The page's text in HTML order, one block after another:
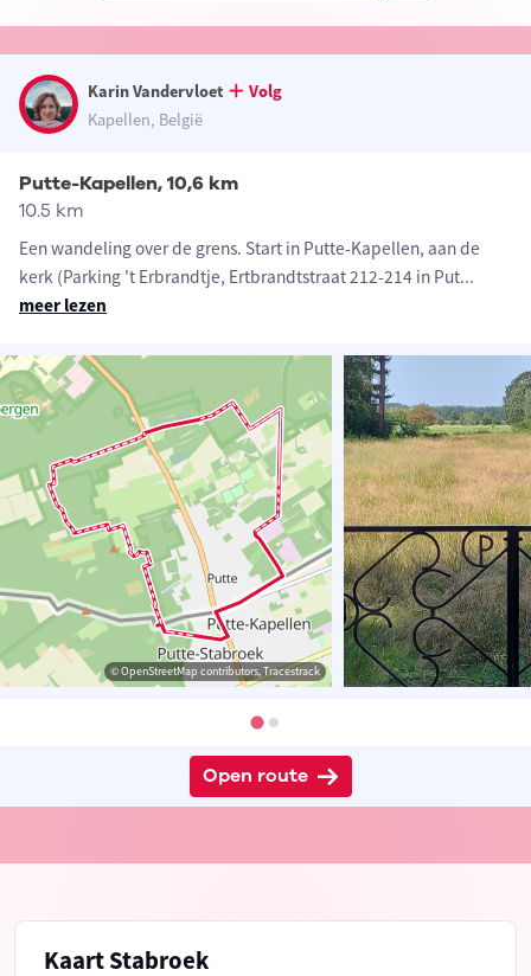
Karin Vandervloet
Volg
Kapellen, België
Putte-Kapellen, 10,6 km
10.5 km
Een wandeling over de grens. Start in Putte-Kapellen, aan de
kerk (Parking 't Erbrandtje, Ertbrandtstraat 212-214 in Put...
meer lezen
© OpenStreetMap contributors, Tracestrack
Open route
Kaart Stabroek